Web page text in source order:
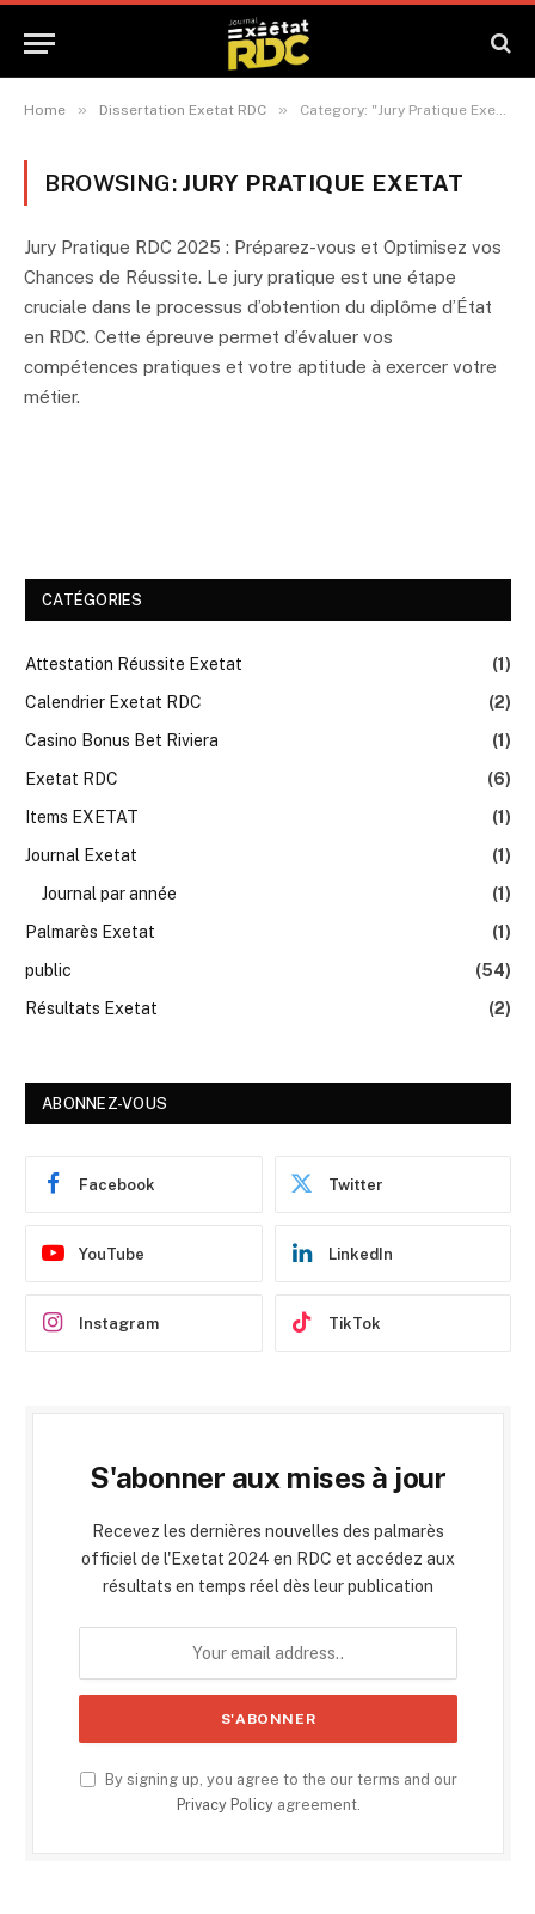
Home » Dissertation Exetat RDC » Category: "Jury Pratique Exetat"
BROWSING: JURY PRATIQUE EXETAT
Jury Pratique RDC 2025 : Préparez-vous et Optimisez vos
Chances de Réussite. Le jury pratique est une étape
cruciale dans le processus d’obtention du diplôme d’État
en RDC. Cette épreuve permet d’évaluer vos
compétences pratiques et votre aptitude à exercer votre
métier.
CATÉGORIES
Attestation Réussite Exetat
(1)
Calendrier Exetat RDC
(2)
Casino Bonus Bet Riviera
(1)
Exetat RDC
(6)
Items EXETAT
(1)
Journal Exetat
(1)
Journal par année
(1)
Palmarès Exetat
(1)
public
(54)
Résultats Exetat
(2)
ABONNEZ-VOUS
Facebook Twitter
YouTube LinkedIn
Instagram TikTok
S'abonner aux mises à jour
Recevez les dernières nouvelles des palmarès
officiel de l'Exetat 2024 en RDC et accédez aux
résultats en temps réel dès leur publication
By signing up, you agree to the our terms and our
Privacy Policyagreement.